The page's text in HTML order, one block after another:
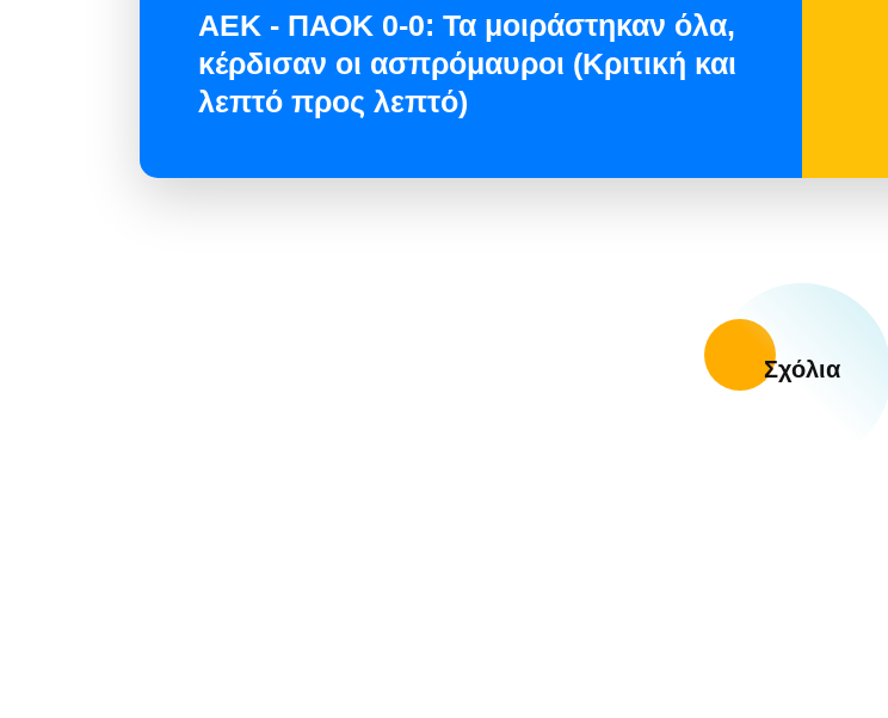
ΑΕΚ - ΠΑΟΚ 0-0: Τα μοιράστηκαν όλα,
κέρδισαν οι ασπρόμαυροι (Κριτική και
λεπτό προς λεπτό)
Σχόλια